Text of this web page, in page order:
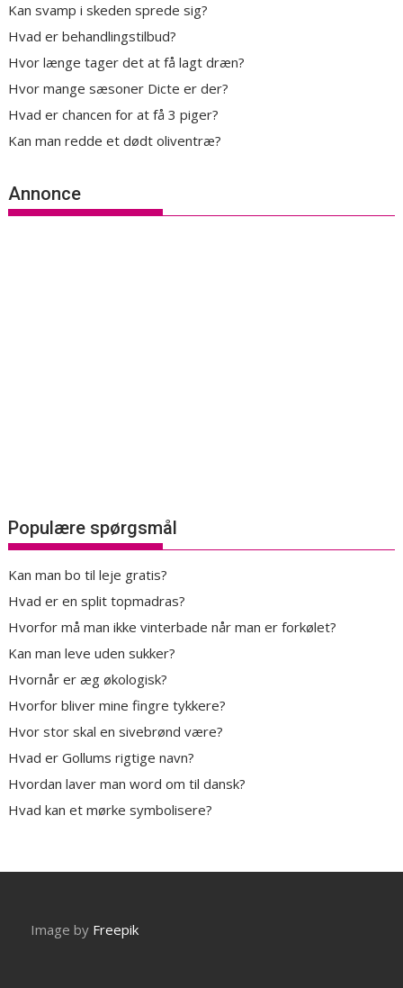
Kan svamp i skeden sprede sig?
Hvad er behandlingstilbud?
Hvor længe tager det at få lagt dræn?
Hvor mange sæsoner Dicte er der?
Hvad er chancen for at få 3 piger?
Kan man redde et dødt oliventræ?
Annonce
Populære spørgsmål
Kan man bo til leje gratis?
Hvad er en split topmadras?
Hvorfor må man ikke vinterbade når man er forkølet?
Kan man leve uden sukker?
Hvornår er æg økologisk?
Hvorfor bliver mine fingre tykkere?
Hvor stor skal en sivebrønd være?
Hvad er Gollums rigtige navn?
Hvordan laver man word om til dansk?
Hvad kan et mørke symbolisere?
Image by Freepik